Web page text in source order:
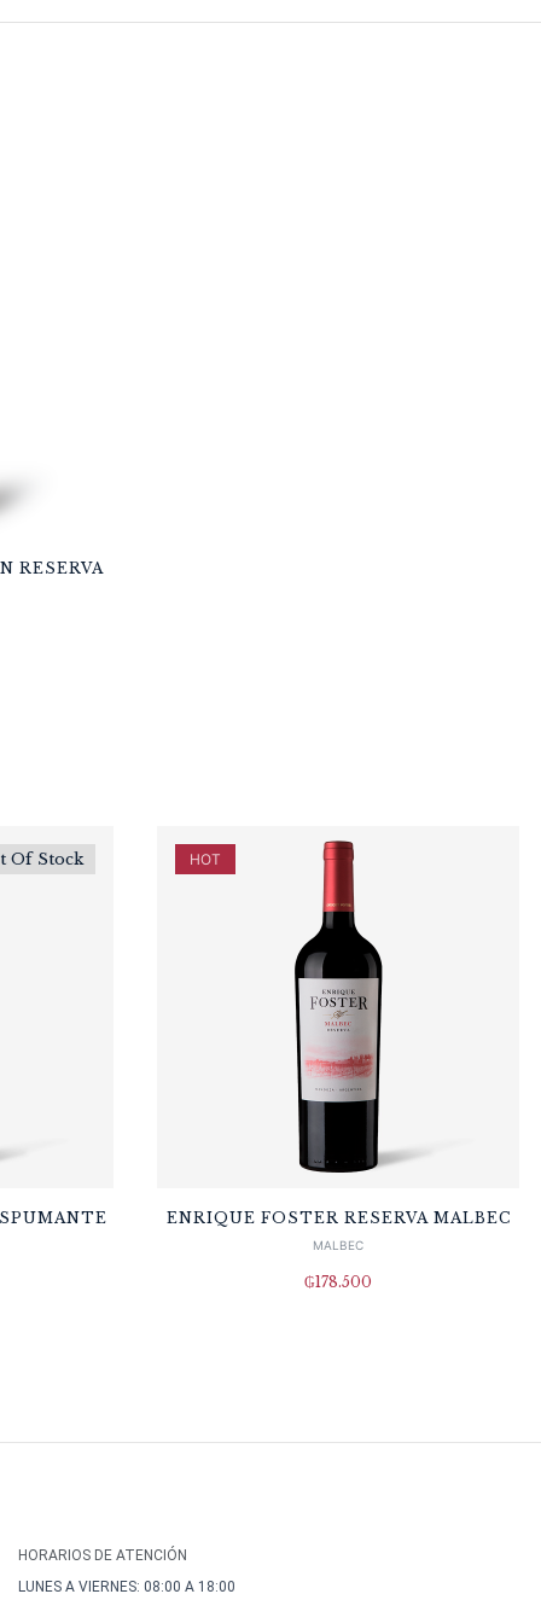
RESERVA
Of Stock HOT
ENRIQUE FOSTER RESERVA MALBEC
MALBEC
₲178.500
HORARIOS DE ATENCIÓN
LUNES A VIERNES: 08:00 A 18:00